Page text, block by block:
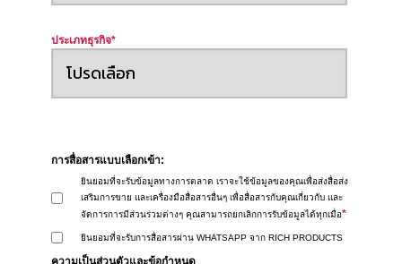
ประเภทธุรกิจ*
การสื่อสารแบบเลือกเข้า:
ยินยอมที่จะรับข้อมูลทางการตลาด เราจะใช้ข้อมูลของคุณเพื่อส่งสื่อส่ง
เสริมการขาย และเครื่องมือสื่อสารอื่นๆ เพื่อสื่อสารกับคุณเกี่ยวกับ และ
จัดการการมีส่วนร่วมต่างๆ คุณสามารถยกเลิกการรับข้อมูลได้ทุกเมื่อ*
ยินยอมที่จะรับการสื่อสารผ่าน WHATSAPP จาก RICH PRODUCTS
ความเป็นส่วนตัวและข้อกำหนด